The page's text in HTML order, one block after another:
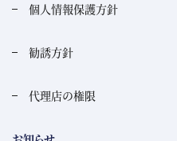
個人情報保護方針
勧誘方針
代理店の権限